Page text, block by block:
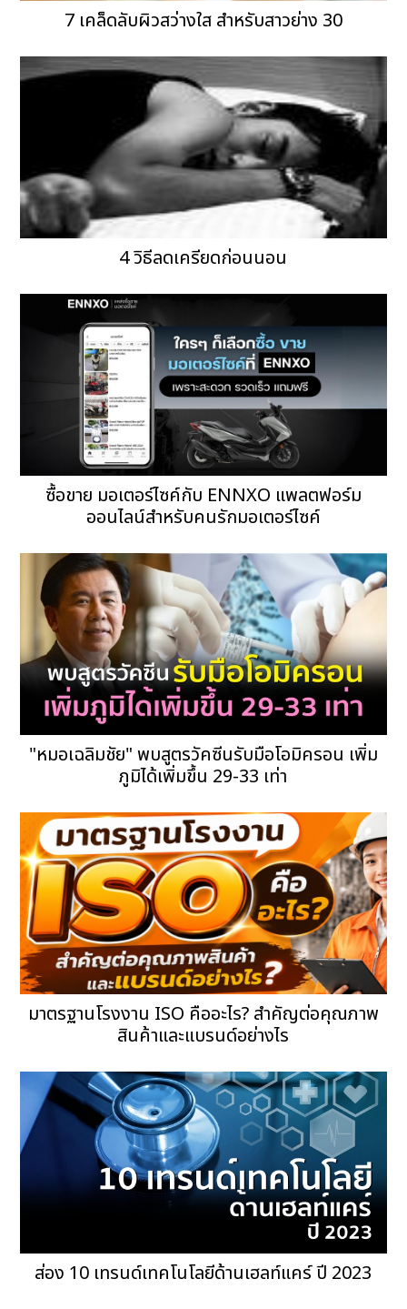
7 เคล็ดลับผิวสว่างใส สำหรับสาวย่าง 30
4 วิธีลดเครียดก่อนนอน
ซื้อขาย มอเตอร์ไซค์กับ ENNXO แพลตฟอร์ม
ออนไลน์สำหรับคนรักมอเตอร์ไซค์
"หมอเฉลิมชัย" พบสูตรวัคซีนรับมือโอมิครอน เพิ่ม
ภูมิได้เพิ่มขึ้น 29-33 เท่า
มาตรฐานโรงงาน ISO คืออะไร? สำคัญต่อคุณภาพ
สินค้าและแบรนด์อย่างไร
ส่อง 10 เทรนด์เทคโนโลยีด้านเฮลท์แคร์ ปี 2023